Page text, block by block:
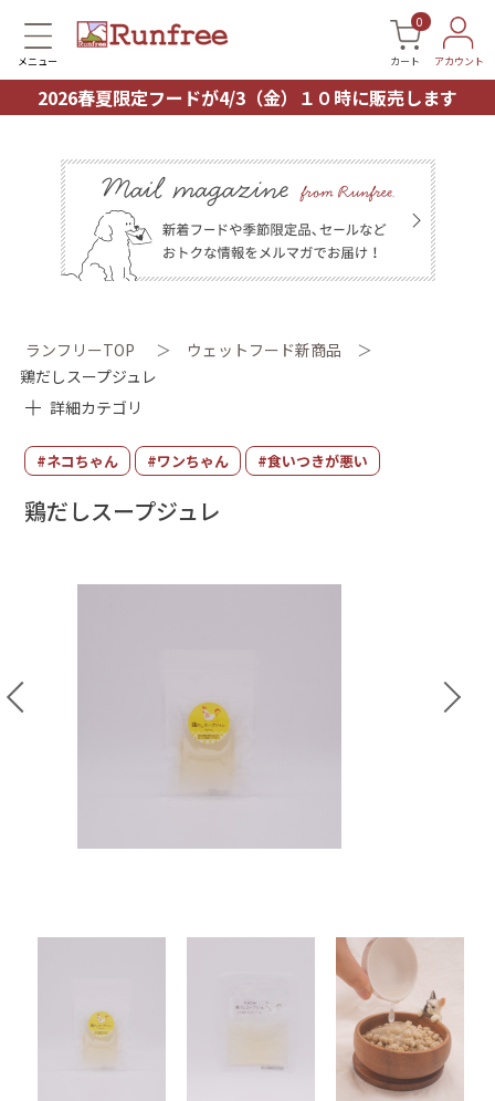
メニュー
0
カート アカウント
2026春夏限定フードが4/3（金）１０時に販売します
ランフリーTOP ＞ ウェットフード新商品
＞
鶏だしスープジュレ
詳細カテゴリ
#ネコちゃん #ワンちゃん #食いつきが悪い
鶏だしスープジュレ